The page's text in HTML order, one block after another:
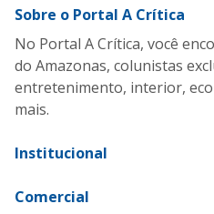
Sobre o Portal A Crítica
No Portal A Crítica, você
do Amazonas, colunistas
entretenimento, interior,
mais.
Institucional
Comercial